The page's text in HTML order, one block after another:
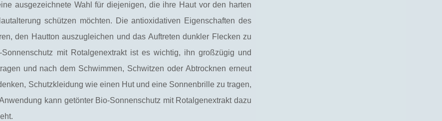
ausgezeichnete Wahl für diejenigen, die ihre Haut vor den harten
schützen möchten. Die antioxidativen Eigenschaften des
den Hautton auszugleichen und das Auftreten dunkler Flecken zu
mit Rotalgenextrakt ist es wichtig, ihn großzügig und
und nach dem Schwimmen, Schwitzen oder Abtrocknen erneut
Schutzkleidung wie einen Hut und eine Sonnenbrille zu tragen,
kann getönter Bio-Sonnenschutz mit Rotalgenextrakt dazu